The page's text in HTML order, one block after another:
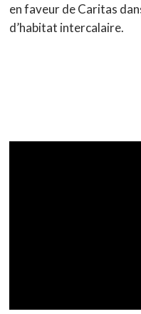
en faveur de Caritas
d’habitat intercalaire.